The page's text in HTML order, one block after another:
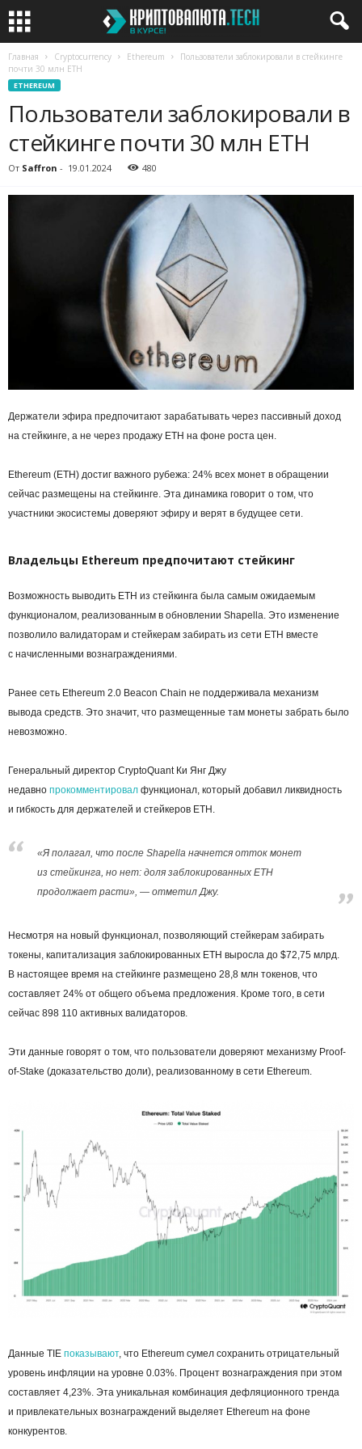
Главная Cryptocurrency Ethereum
Пользователи заблокировали в стейкинге
почти 30 млн ETH
ETHEREUM
Пользователи заблокировали в
стейкинге почти 30 млн ETH
От Saffron - 19.01.2024 480
Держатели эфира предпочитают зарабатывать через пассивный доход
на стейкинге, а не через продажу ETH на фоне роста цен.
Ethereum (ETH) достиг важного рубежа: 24% всех монет в обращении
сейчас размещены на стейкинге. Эта динамика говорит о том, что
участники экосистемы доверяют эфиру и верят в будущее сети.
Владельцы Ethereum предпочитают стейкинг
Возможность выводить ETH из стейкинга была самым ожидаемым
функционалом, реализованным в обновлении Shapella. Это изменение
позволило валидаторам и стейкерам забирать из сети ETH вместе
с начисленными вознаграждениями.
Ранее сеть Ethereum 2.0 Beacon Chain не поддерживала механизм
вывода средств. Это значит, что размещенные там монеты забрать было
невозможно.
Генеральный директор CryptoQuant Ки Янг Джу
недавно прокомментировал функционал, который добавил ликвидность
и гибкость для держателей и стейкеров ETH.
«Я полагал, что после Shapella начнется отток монет
из стейкинга, но нет: доля заблокированных ETH
продолжает расти», — отметил Джу.
Несмотря на новый функционал, позволяющий стейкерам забирать
токены, капитализация заблокированных ETH выросла до $72,75 млрд.
В настоящее время на стейкинге размещено 28,8 млн токенов, что
составляет 24% от общего объема предложения. Кроме того, в сети
сейчас 898 110 активных валидаторов.
Эти данные говорят о том, что пользователи доверяют механизму Proof-
of-Stake (доказательство доли), реализованному в сети Ethereum.
Данные TIE показывают, что Ethereum сумел сохранить отрицательный
уровень инфляции на уровне 0.03%. Процент вознаграждения при этом
составляет 4,23%. Эта уникальная комбинация дефляционного тренда
и привлекательных вознаграждений выделяет Ethereum на фоне
конкурентов.